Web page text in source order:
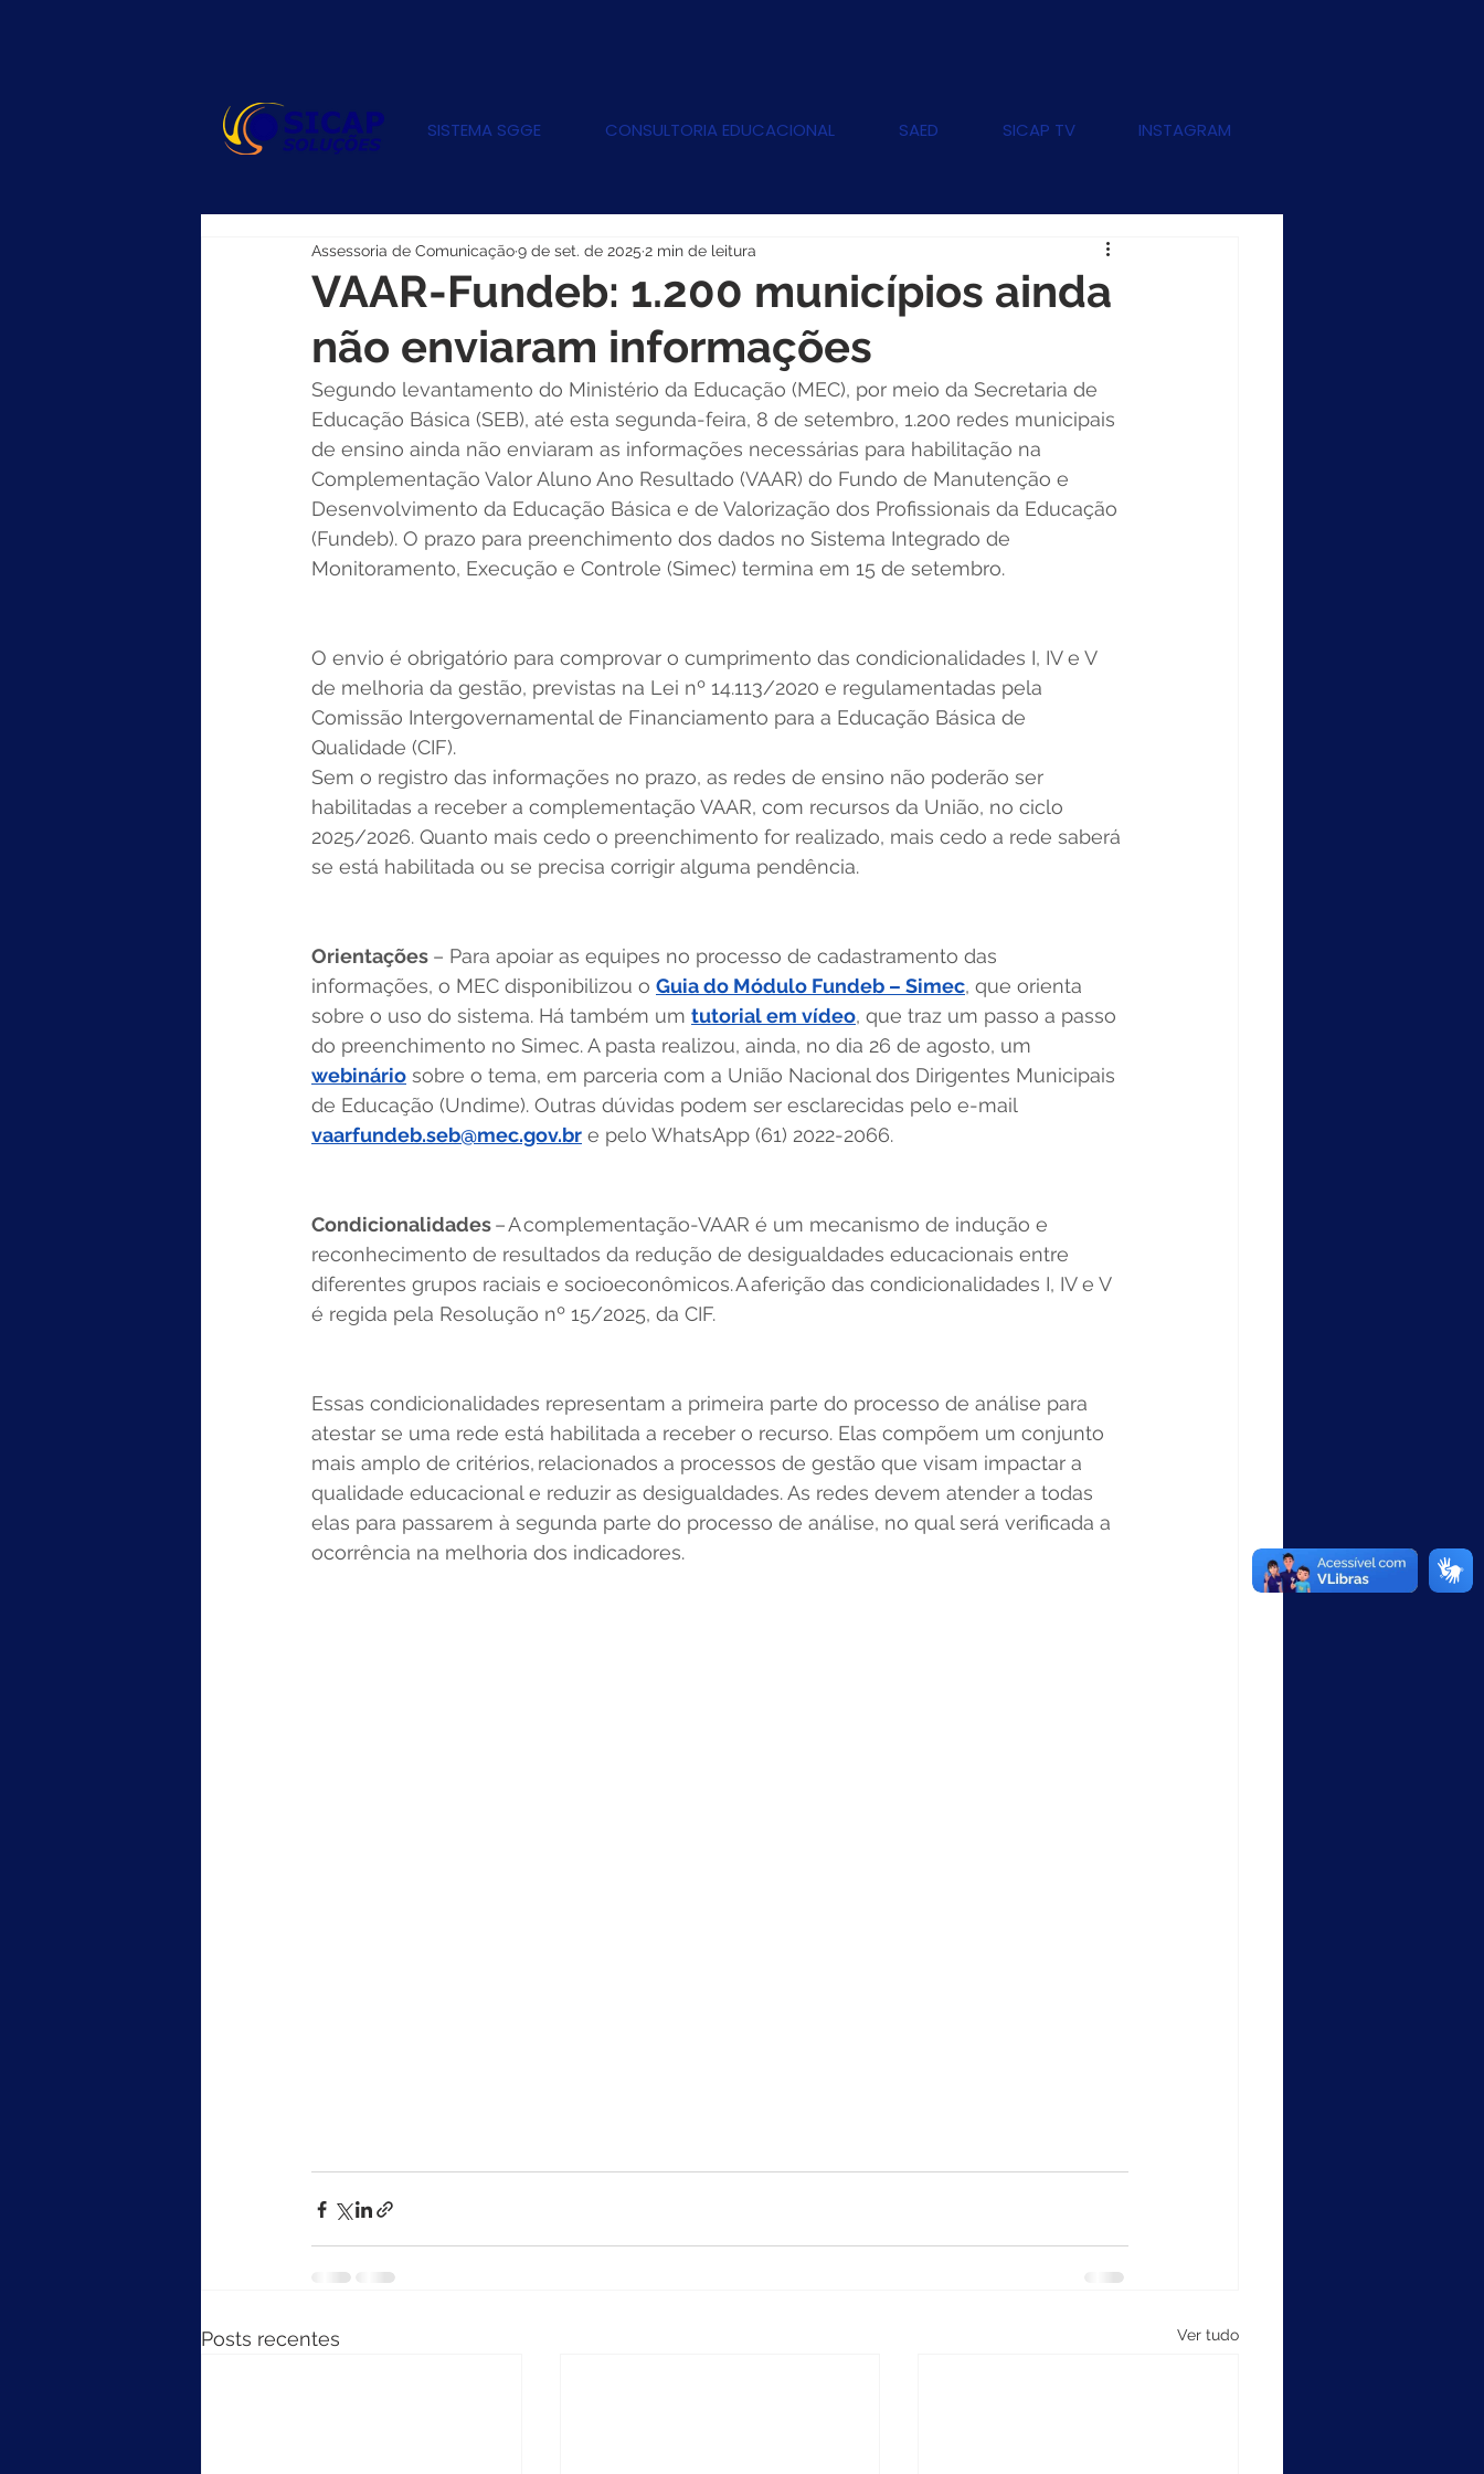
SISTEMA SGGE CONSULTORIA EDUCACIONAL SAED SICAP TV INSTAGRAM
VAAR-Fundeb: 1.200 municípios ainda
não enviaram informações
Assessoria de Comunicação9 de set. de 2025 2 min de leitura
Segundo levantamento do Ministério da Educação (MEC), por meio da Secretaria de
Educação Básica (SEB), até esta segunda-feira, 8 de setembro, 1.200 redes municipais
de ensino ainda não enviaram as informações necessárias para habilitação na
Complementação Valor Aluno Ano Resultado (VAAR) do Fundo de Manutenção e
Desenvolvimento da Educação Básica e de Valorização dos Profissionais da Educação
(Fundeb). O prazo para preenchimento dos dados no Sistema Integrado de
Monitoramento, Execução e Controle (Simec) termina em 15 de setembro.
O envio é obrigatório para comprovar o cumprimento das condicionalidades I, IV e V
de melhoria da gestão, previstas na Lei nº 14.113/2020 e regulamentadas pela
Comissão Intergovernamental de Financiamento para a Educação Básica de
Qualidade (CIF).
Sem o registro das informações no prazo, as redes de ensino não poderão ser
habilitadas a receber a complementação VAAR, com recursos da União, no ciclo
2025/2026. Quanto mais cedo o preenchimento for realizado, mais cedo a rede saberá
se está habilitada ou se precisa corrigir alguma pendência.
Orientações – Para apoiar as equipes no processo de cadastramento das
informações, o MEC disponibilizou o Guia do Módulo Fundeb – Simec, que orienta
sobre o uso do sistema. Há também um tutorial em vídeo, que traz um passo a passo
do preenchimento no Simec. A pasta realizou, ainda, no dia 26 de agosto, um
webinário sobre o tema, em parceria com a União Nacional dos Dirigentes Municipais
de Educação (Undime). Outras dúvidas podem ser esclarecidas pelo e-mail
vaarfundeb.seb@mec.gov.br e pelo WhatsApp (61) 2022-2066.
Condicionalidades – A complementação-VAAR é um mecanismo de indução e
reconhecimento de resultados da redução de desigualdades educacionais entre
diferentes grupos raciais e socioeconômicos. A aferição das condicionalidades I, IV e V
é regida pela Resolução nº 15/2025, da CIF.
Essas condicionalidades representam a primeira parte do processo de análise para
atestar se uma rede está habilitada a receber o recurso. Elas compõem um conjunto
mais amplo de critérios, relacionados a processos de gestão que visam impactar a
qualidade educacional e reduzir as desigualdades. As redes devem atender a todas
elas para passarem à segunda parte do processo de análise, no qual será verificada a
ocorrência na melhoria dos indicadores.
Posts recentes Ver tudo